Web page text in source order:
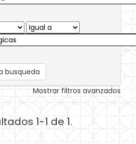
busqueda
Mostrar filtros avanzados
1-1 de 1.